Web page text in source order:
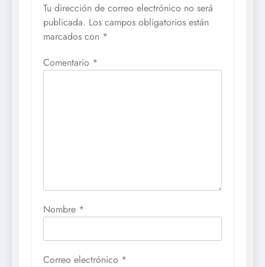
Tu dirección de correo electrónico no será
publicada. Los campos obligatorios están
marcados con *
Comentario *
Nombre *
Correo electrónico *